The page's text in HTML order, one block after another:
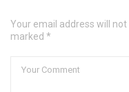
Your email address will
marked *